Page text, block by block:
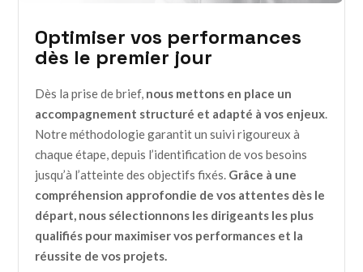
Optimiser vos performances
dès le premier jour
Dès la prise de brief, nous mettons en place un
accompagnement structuré et adapté à vos enjeux.
Notre méthodologie garantit un suivi rigoureux à
chaque étape, depuis l’identification de vos besoins
jusqu’à l’atteinte des objectifs fixés. Grâce à une
compréhension approfondie de vos attentes dès le
départ, nous sélectionnons les dirigeants les plus
qualifiés pour maximiser vos performances et la
réussite de vos projets.